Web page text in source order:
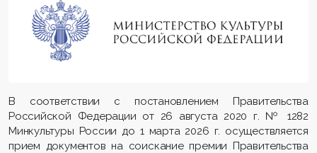
В соответствии с постановлением Правительства
Российской Федерации от 26 августа 2020 г. № 1282
Минкультуры России до 1 марта 2026 г. осуществляется
прием документов на соискание премии Правительства